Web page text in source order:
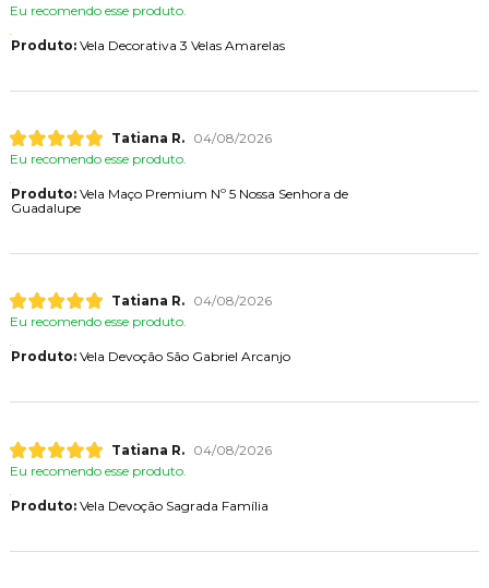
Eu recomendo esse produto.
Produto:Vela Decorativa 3 Velas Amarelas
Tatiana R.
04/08/2026
Eu recomendo esse produto.
Produto:Vela Maço Premium Nº 5 Nossa Senhora de
Guadalupe
Tatiana R.
04/08/2026
Eu recomendo esse produto.
Produto:Vela Devoção São Gabriel Arcanjo
Tatiana R.
04/08/2026
Eu recomendo esse produto.
Produto:Vela Devoção Sagrada Família